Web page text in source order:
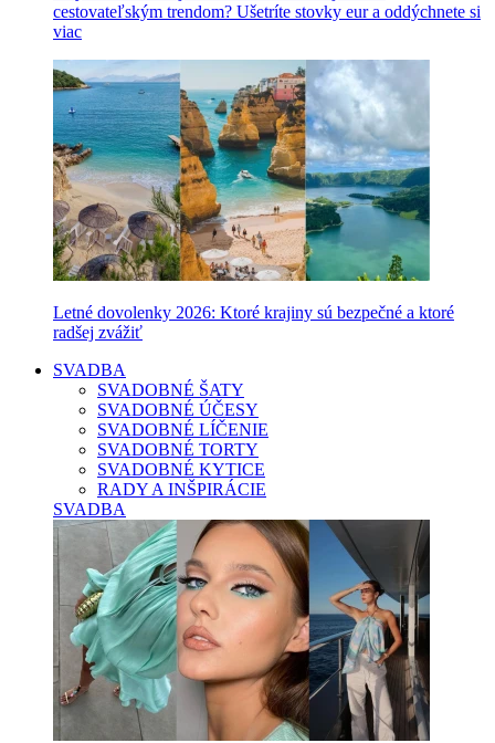
cestovateľským trendom? Ušetríte stovky eur a oddýchnete si
viac
Letné dovolenky 2026: Ktoré krajiny sú bezpečné a ktoré
radšej zvážiť
SVADBA
SVADOBNÉ ŠATY
SVADOBNÉ ÚČESY
SVADOBNÉ LÍČENIE
SVADOBNÉ TORTY
SVADOBNÉ KYTICE
RADY A INŠPIRÁCIE
SVADBA